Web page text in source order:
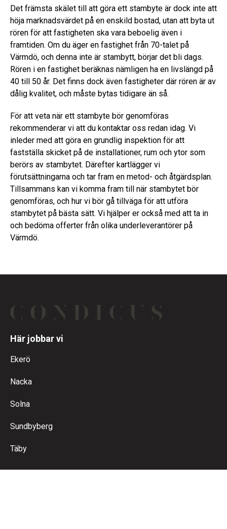
Det främsta skälet till att göra ett stambyte är dock inte att
höja marknadsvärdet på en enskild bostad, utan att byta ut
rören för att fastigheten ska vara beboelig även i
framtiden. Om du äger en fastighet från 70-talet på
Värmdö, och denna inte är stambytt, börjar det bli dags.
Rören i en fastighet beräknas nämligen ha en livslängd på
40 till 50 år. Det finns dock även fastigheter där rören är av
dålig kvalitet, och måste bytas tidigare än så.
För att veta när ett stambyte bör genomföras
rekommenderar vi att du kontaktar oss redan idag. Vi
inleder med att göra en grundlig inspektion för att
fastställa skicket på de installationer, rum och ytor som
berörs av stambytet. Därefter kartlägger vi
förutsättningarna och tar fram en metod- och åtgärdsplan.
Tillsammans kan vi komma fram till när stambytet bör
genomföras, och hur vi bör gå tillväga för att utföra
stambytet på bästa sätt. Vi hjälper er också med att ta in
och bedöma offerter från olika underleverantörer på
Värmdö.
Här jobbar vi
Ekerö
Nacka
Solna
Sundbyberg
Täby